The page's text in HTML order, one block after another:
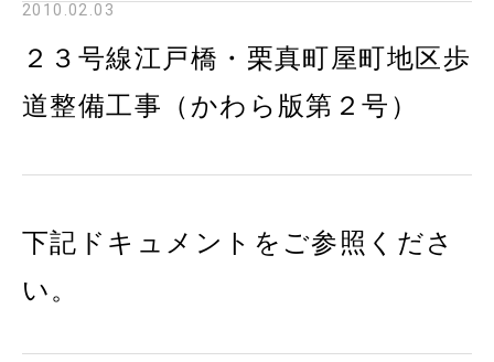
2010.02.03
２３号線江戸橋・栗真町屋町地区歩
道整備工事（かわら版第２号）
下記ドキュメントをご参照くださ
い。